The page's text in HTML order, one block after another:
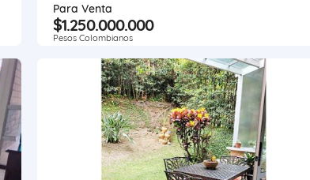
Para Venta
$1.250.000.000
Pesos Colombianos